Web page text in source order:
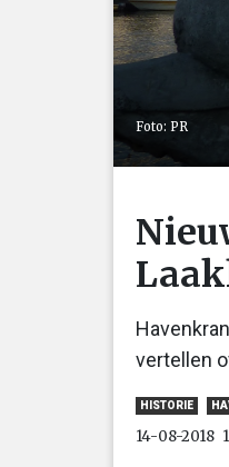
Foto: PR
vertellen
HISTORIE
14-08-2018